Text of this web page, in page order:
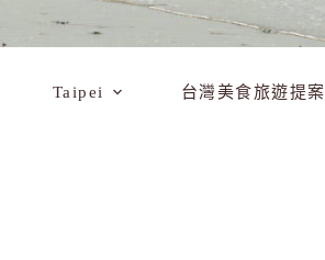
Taipei 台灣美食旅遊提案